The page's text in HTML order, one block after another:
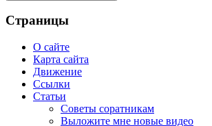
Страницы
О сайте
Карта сайта
Движение
Ссылки
Статьи
Советы соратникам
Выложите мне новые видео